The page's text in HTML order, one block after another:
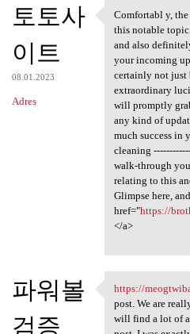
토토사
이트
08.01.2023
Adres
Comfortabl y,
Comfortabl y,
this notable
and also
your incoming
certainly not just
extraordinary
will promptly
any kind of
much success in
cleaning
walk-through
relating to this
Glimpse here,
href="https://
</a>
파워볼
검증
https://
https://
post. We are
will find a lot of